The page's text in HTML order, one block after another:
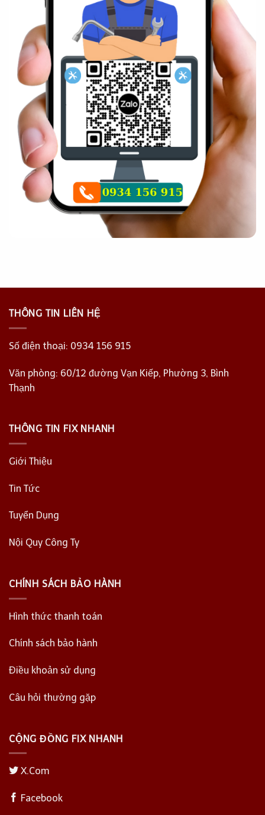
THÔNG TIN LIÊN HỆ
Số điện thoại: 0934 156 915
Văn phòng: 60/12 đường Vạn Kiếp, Phường 3, Bình
Thạnh
THÔNG TIN FIX NHANH
Giới Thiệu
Tin Tức
Tuyển Dụng
Nội Quy Công Ty
CHÍNH SÁCH BẢO HÀNH
Hình thức thanh toán
Chính sách bảo hành
Điều khoản sử dụng
Câu hỏi thường gặp
CỘNG ĐỒNG FIX NHANH
X.Com
Facebook